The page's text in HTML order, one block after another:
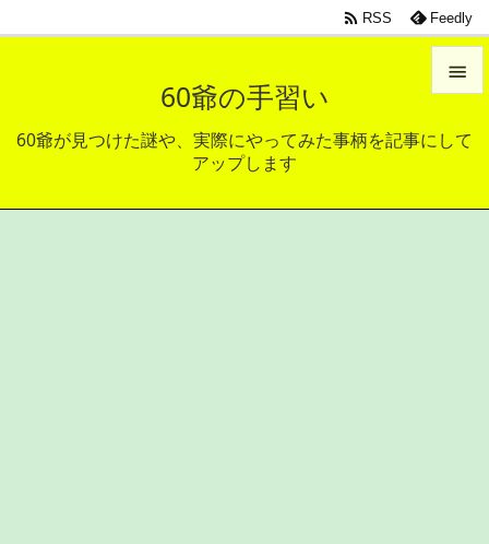
60爺の手習い
60爺が見つけた謎や、実際にやってみた事柄を記事にして
アップします

メニュ
サイド
 RSS Feedly